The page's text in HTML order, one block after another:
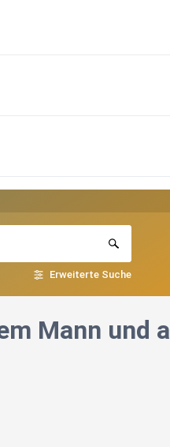
Erweiterte Suche
Mann und